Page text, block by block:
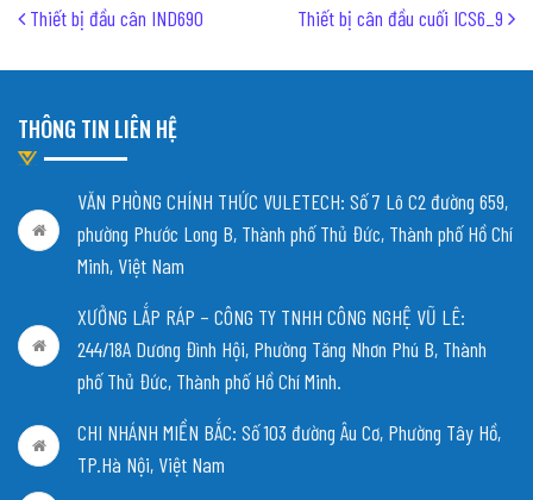
Post navigation
Thiết bị đầu cân IND690 Thiết bị cân đầu cuối ICS6_9
THÔNG TIN LIÊN HỆ
VĂN PHÒNG CHÍNH THỨC VULETECH: Số 7 Lô C2 đường 659,
phường Phước Long B, Thành phố Thủ Đức, Thành phố Hồ Chí
Minh, Việt Nam
XƯỞNG LẮP RÁP – CÔNG TY TNHH CÔNG NGHỆ VŨ LÊ:
244/18A Dương Đình Hội, Phường Tăng Nhơn Phú B, Thành
phố Thủ Đức, Thành phố Hồ Chí Minh.
CHI NHÁNH MIỀN BẮC: Số 103 đường Âu Cơ, Phường Tây Hồ,
TP.Hà Nội, Việt Nam